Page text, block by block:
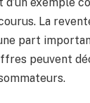
La
part
peuvent